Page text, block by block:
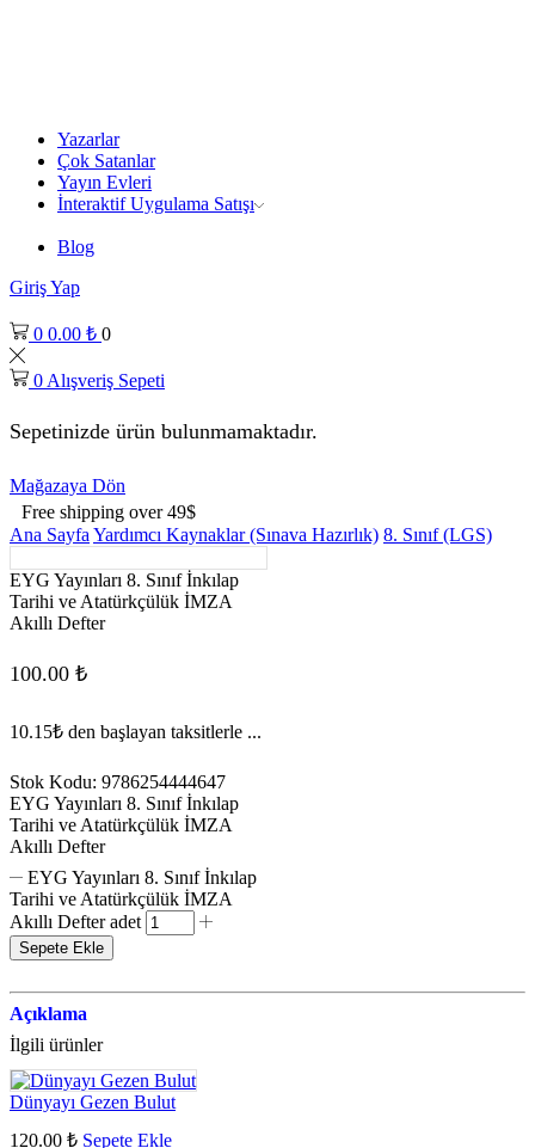
Yazarlar
Çok Satanlar
Yayın Evleri
İnteraktif Uygulama Satışı
Blog
Giriş Yap
0 0.00 ₺ 0
0 Alışveriş Sepeti
Sepetinizde ürün bulunmamaktadır.
Mağazaya Dön
Free shipping over 49$
Ana Sayfa Yardımcı Kaynaklar (Sınava Hazırlık) 8. Sınıf (LGS)
EYG Yayınları 8. Sınıf İnkılap
Tarihi ve Atatürkçülük İMZA
Akıllı Defter
100.00 ₺
10.15₺ den başlayan taksitlerle ...
Stok Kodu: 9786254444647
EYG Yayınları 8. Sınıf İnkılap
Tarihi ve Atatürkçülük İMZA
Akıllı Defter
EYG Yayınları 8. Sınıf İnkılap
Tarihi ve Atatürkçülük İMZA
Akıllı Defter adet
Sepete Ekle
Açıklama
İlgili ürünler
Dünyayı Gezen Bulut
120.00 ₺ Sepete Ekle